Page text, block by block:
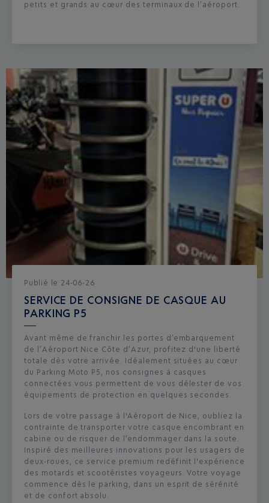
petits et grands au cœur des terminaux de l’aéroport.
Publié le 24-06-26
SERVICE DE CONSIGNE DE CASQUE AU
PARKING P5
Avant même de franchir les portes d’embarquement
de l’Aéroport Nice Côte d’Azur, profitez d'une liberté
totale dès votre arrivée. Idéalement situées au cœur
du Parking Moto P5, nos consignes à casques
connectées vous permettent de vous délester de vos
équipements de protection en quelques secondes.
Lors de votre passage à l'Aéroport de Nice, oubliez la
contrainte de transporter votre casque encombrant en
cabine ou de risquer de l’endommager dans la soute.
Inspiré des meilleures innovations pour les usagers de
deux-roues, ce service premium redéfinit l'expérience
des motards et scootéristes voyageurs. Votre voyage
commence dès le parking, dans un esprit de sérénité
et de confort absolu.